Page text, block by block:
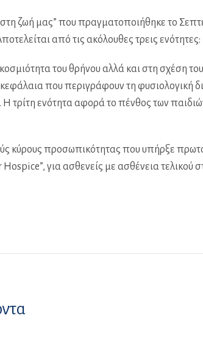
ζωή μας” που πραγματοποιήθηκε το
από τις ακόλουθες τρεις ενότητες:
του θρήνου αλλά και στη σχέση
που περιγράφουν τη φυσιολογική
τρίτη ενότητα αφορά το πένθος των
κύρους προσωπικότητας που υπήρξε
για ασθενείς με ασθένεια τελικού